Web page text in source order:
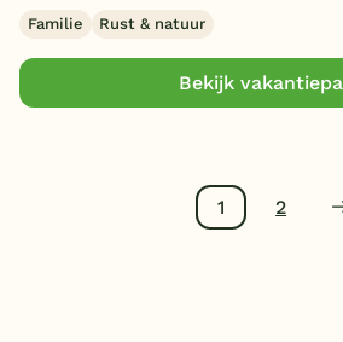
Familie Rust & natuur
Bekijk
1 2